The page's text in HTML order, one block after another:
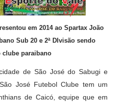
em 2014 ao Spartax João
Sub 20 e 2ª DIvisão sendo
clube paraibano
de São José do Sabugi e
José Futebol Clube tem um
de Caicó, equipe que em